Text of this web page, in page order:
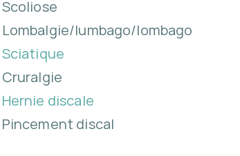
Scoliose
Lombalgie/lumbago/lombago
Sciatique
Cruralgie
Hernie discale
Pincement discal